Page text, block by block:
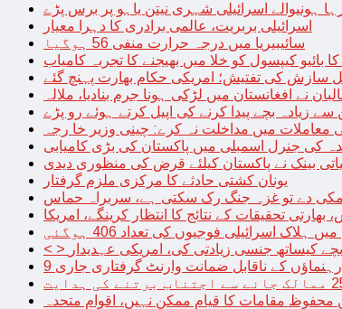
ہونیوالے اسرائیلی شہری نیتن یاہو پر برس پڑے
اسرائیلی بربریت، عالمی برادری کا دہرا معیار
سائیبیریا میں درجہ حرارت منفی 56 ہوگیا
کا بائیو کیپسول کو خلا میں بھیجنے کا تجربہ کامیاب
سازش کی تفتیش؛ امریکی حکام بھارت پہنچ گئے
نے افغانستان میں لڑکی ہونا جرم بنادیا، ملالہ
زیادہ بچے پیدا کرنے کی اپیل کرتے ہوئے رو پڑے
معاملات میں مداخلت نہ کرے: چینی وزیر خا رجہ
کی جنرل اسمبلی میں پاکستان کی بڑی کامیابی
بینک نے پاکستان کیلئے قرض کی منظوری دیدی
یونان کشتی حادثے کا مرکزی ملزم گرفتار
دے تو غزہ جنگ رک سکتی ہے، سربراہ حماس
تحقیقات کے نتائج کا انتظار کرینگے، امریکا
ہلاک اسرائیلی فوجیوں کی تعداد 406 ہوگئی
بچے کیساتھ جنسی زیادتی کی، امریکی عہدیدار
محفوظ مقامات کا قیام ممکن نہیں، اقوام متحدہ